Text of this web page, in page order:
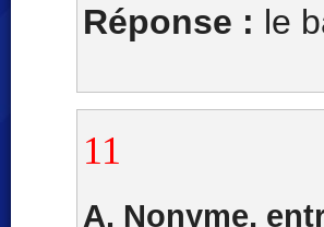
Réponse : le
11
A. Nonyme,